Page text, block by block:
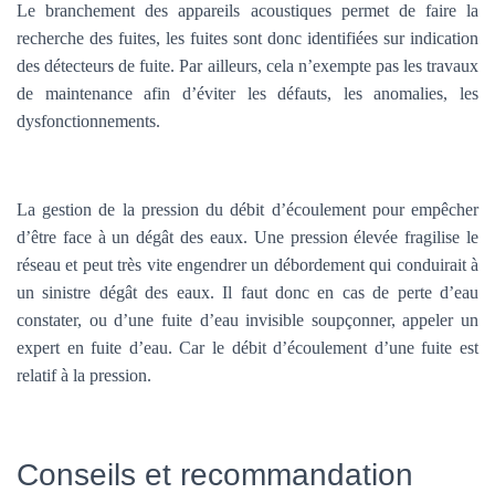
Le branchement des appareils acoustiques permet de faire la
recherche des fuites, les fuites sont donc identifiées sur indication
des détecteurs de fuite. Par ailleurs, cela n’exempte pas les travaux
de maintenance afin d’éviter les défauts, les anomalies, les
dysfonctionnements.
La gestion de la pression du débit d’écoulement pour empêcher
d’être face à un dégât des eaux. Une pression élevée fragilise le
réseau et peut très vite engendrer un débordement qui conduirait à
un sinistre dégât des eaux. Il faut donc en cas de perte d’eau
constater, ou d’une fuite d’eau invisible soupçonner, appeler un
expert en fuite d’eau. Car le débit d’écoulement d’une fuite est
relatif à la pression.
Conseils et recommandation